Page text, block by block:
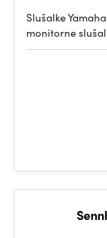
Slušalke
monitorne